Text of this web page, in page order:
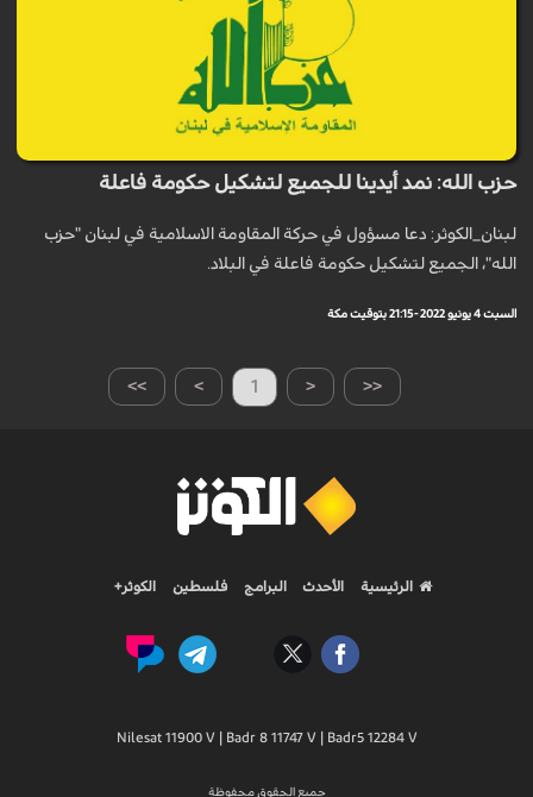
حزب الله: نمد أيدينا للجميع لتشكيل حكومة فاعلة
لبنان_الكوثر: دعا مسؤول في حركة المقاومة الاسلامية في لبنان "حزب
الله"، الجميع لتشكيل حكومة فاعلة في البلاد.
السبت 4 يونيو 2022 - 21:15 بتوقيت مكة
>> > 1 < <<
الرئيسية الأحدث البرامج فلسطين الكوثر+
Nilesat 11900 V | Badr 8 11747 V | Badr5 12284 V
جميع الحقوق محفوظة